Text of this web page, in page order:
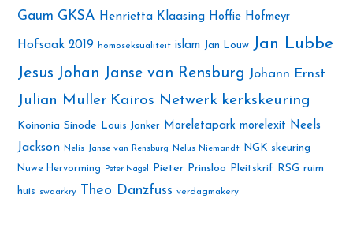
Gaum GKSA Henrietta Klaasing Hoffie Hofmeyr
Hofsaak 2019 homoseksualiteit islam Jan Louw Jan Lubbe
Jesus Johan Janse van Rensburg Johann Ernst
Julian Muller Kairos Netwerk kerkskeuring
Koinonia Sinode Louis Jonker Moreletapark morelexit Neels
Jackson Nelis Janse van Rensburg Nelus Niemandt
NGK skeuring
Nuwe Hervorming
Peter Nagel Pieter Prinsloo Pleitskrif RSG ruim
huis swaarkry Theo Danzfuss verdagmakery